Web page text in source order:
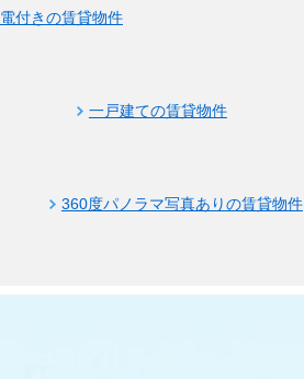
付きの賃貸物件
一戸建ての賃貸物件
360度パノラマ写真ありの賃貸物件